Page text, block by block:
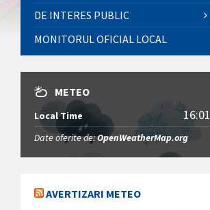
DE INTERES PUBLIC
MONITORUL OFICIAL LOCAL
METEO
Local Time 16:01
Date oferite de:OpenWeatherMap.org
AVERTIZARI METEO